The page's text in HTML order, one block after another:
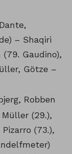
– Shaqiri
(79. Gaudino),
Götze –
Robben
Müller (29.),
(73.),